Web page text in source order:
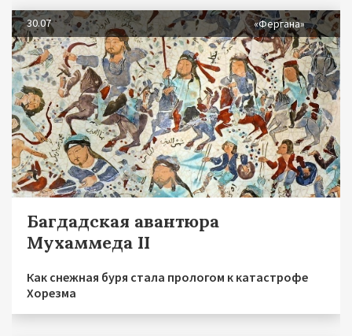
30.07 «Фергана»
Багдадская авантюра
Мухаммеда II
Как снежная буря стала прологом к катастрофе
Хорезма